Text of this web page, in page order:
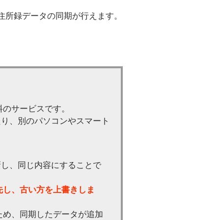
所録データの同期が行えます。
サービスです。
、別のパソコンやスマート
、同じ内容にすることで
、古い方を上書きしま
、同期したデータが追加